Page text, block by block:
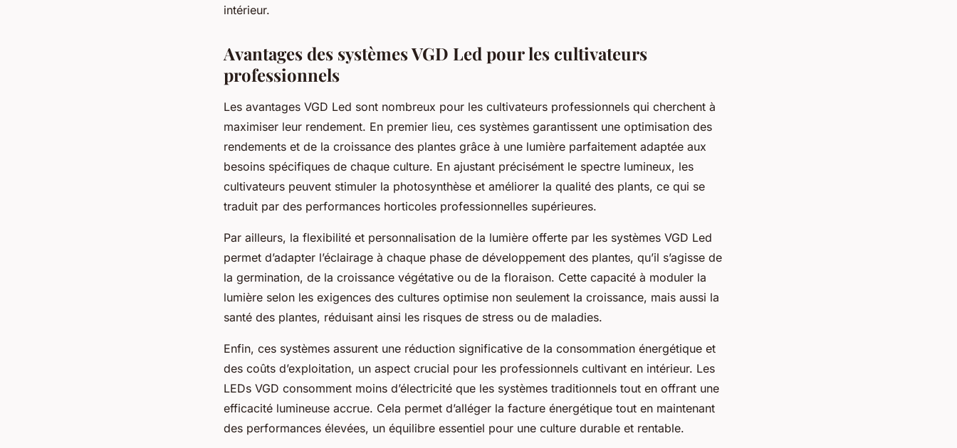
intérieur.
Avantages des systèmes VGD Led pour les cultivateurs
professionnels
Les avantages VGD Led sont nombreux pour les cultivateurs professionnels qui cherchent à
maximiser leur rendement. En premier lieu, ces systèmes garantissent une optimisation des
rendements et de la croissance des plantes grâce à une lumière parfaitement adaptée aux
besoins spécifiques de chaque culture. En ajustant précisément le spectre lumineux, les
cultivateurs peuvent stimuler la photosynthèse et améliorer la qualité des plants, ce qui se
traduit par des performances horticoles professionnelles supérieures.
Par ailleurs, la flexibilité et personnalisation de la lumière offerte par les systèmes VGD Led
permet d’adapter l’éclairage à chaque phase de développement des plantes, qu’il s’agisse de
la germination, de la croissance végétative ou de la floraison. Cette capacité à moduler la
lumière selon les exigences des cultures optimise non seulement la croissance, mais aussi la
santé des plantes, réduisant ainsi les risques de stress ou de maladies.
Enfin, ces systèmes assurent une réduction significative de la consommation énergétique et
des coûts d’exploitation, un aspect crucial pour les professionnels cultivant en intérieur. Les
LEDs VGD consomment moins d’électricité que les systèmes traditionnels tout en offrant une
efficacité lumineuse accrue. Cela permet d’alléger la facture énergétique tout en maintenant
des performances élevées, un équilibre essentiel pour une culture durable et rentable.